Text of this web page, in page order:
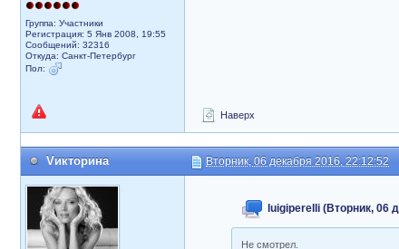
Группа: Участники
Регистрация: 5 Янв 2008, 19:55
Сообщений: 32316
Откуда: Санкт-Петербург
Пол:
Наверх
Vикторина Вторник, 06 декабря 2016, 22:12:52
luigiperelli (Вторник, 06
Не смотрел.